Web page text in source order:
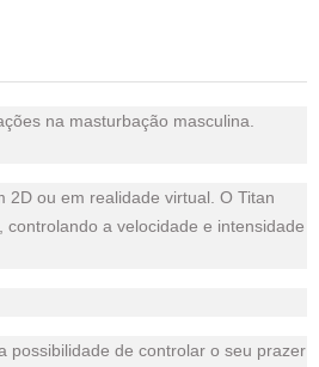
na masturbação masculina.
ou em realidade virtual. O Titan
a velocidade e intensidade
possibilidade de controlar o seu prazer